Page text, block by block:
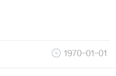
1970-01-01